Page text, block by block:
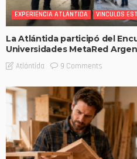
EXPERIENCIA ATLÁNTIDA VINCULOS
La Atlántida participó del
Universidades MetaRed
Atlántida 9 Comments